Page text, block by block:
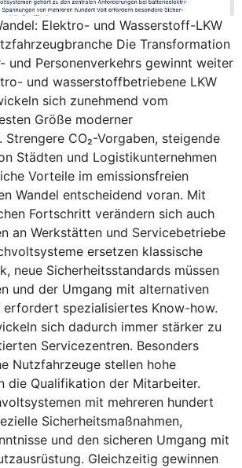
Elektro- und Wasserstoff-LKW
Die Transformation
und Personenverkehrs gewinnt weiter
und wasserstoffbetriebene LKW
sich zunehmend vom
Größe moderner
CO₂-Vorgaben, steigende
Städten und Logistikunternehmen
Vorteile im emissionsfreien
Wandel entscheidend voran. Mit
Fortschritt verändern sich auch
an Werkstätten und Servicebetriebe
ersetzen klassische
neue Sicherheitsstandards müssen
und der Umgang mit alternativen
erfordert spezialisiertes Know-how.
sich dadurch immer stärker zu
Servicezentren. Besonders
Nutzfahrzeuge stellen hohe
die Qualifikation der Mitarbeiter.
mit mehreren hundert
Sicherheitsmaßnahmen,
und den sicheren Umgang mit
Gleichzeitig gewinnen